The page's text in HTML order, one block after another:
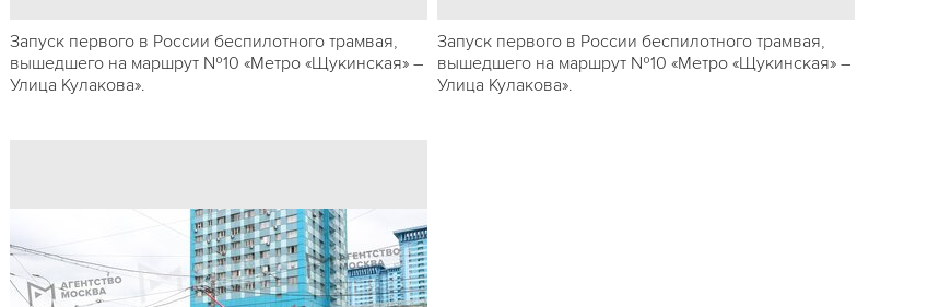
Запуск первого в России беспилотного трамвая,
вышедшего на маршрут №10 «Метро «Щукинская» –
Улица Кулакова».
Запуск первого в России беспилотного трамвая,
вышедшего на маршрут №10 «Метро «Щукинская» –
Улица Кулакова».